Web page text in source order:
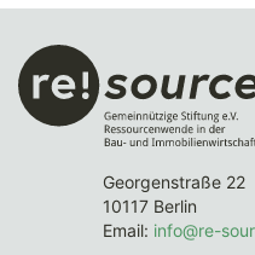
Georgenstraße 22
10117 Berlin
Email: info@re-